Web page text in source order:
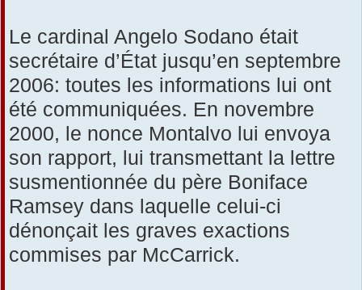
Le cardinal Angelo Sodano était
secrétaire d’État jusqu’en septembre
2006: toutes les informations lui ont
été communiquées. En novembre
2000, le nonce Montalvo lui envoya
son rapport, lui transmettant la lettre
susmentionnée du père Boniface
Ramsey dans laquelle celui-ci
dénonçait les graves exactions
commises par McCarrick.